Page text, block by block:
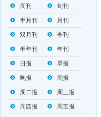
周刊 旬刊
半月刊 月刊
双月刊 季刊
半年刊 年刊
日报 早报
晚报 周报
周二报 周三报
周四报 周五报